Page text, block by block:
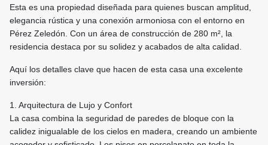
Esta es una propiedad diseñada para quienes buscan amplitud,
elegancia rústica y una conexión armoniosa con el entorno en
Pérez Zeledón. Con un área de construcción de 280 m², la
residencia destaca por su solidez y acabados de alta calidad.
Aquí los detalles clave que hacen de esta casa una excelente
inversión:
1. Arquitectura de Lujo y Confort
La casa combina la seguridad de paredes de bloque con la
calidez inigualable de los cielos en madera, creando un ambiente